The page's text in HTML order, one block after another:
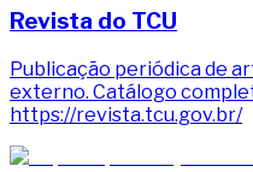
Revista do TCU
Publicação periódica de
externo. Catálogo
https://revista.tcu.gov.br/